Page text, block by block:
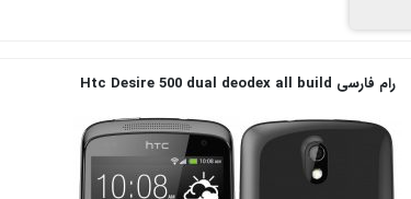
رام فارسی Htc Desire 500 dual deodex all build